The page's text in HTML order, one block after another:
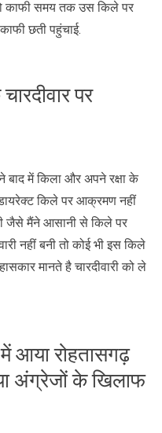
काफी समय तक उस किले पर
छती पहुंचाई.
पर
बाद में किला और अपने रक्षा के
डायरेक्ट किले पर आक्रमण नहीं
जैसे मैंने आसानी से किले पर
नहीं बनी तो कोई भी इस किले
मानते है चारदीवारी को ले
आया रोहतासगढ़
अंग्रेजों के खिलाफ